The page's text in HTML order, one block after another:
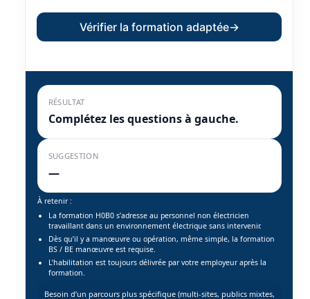
Vérifier la formation adaptée→
RÉSULTAT
Complétez les questions à gauche.
SUGGESTION
—
À retenir :
La formation H0B0 s’adresse au personnel non électricien
travaillant dans un environnement électrique sans intervenir.
Dès qu’il y a manœuvre ou opération, même simple, la formation
BS / BE manœuvre est requise.
L’habilitation est toujours délivrée par votre employeur après la
formation.
Besoin d’un parcours plus spécifique (multi-sites, publics mixtes,